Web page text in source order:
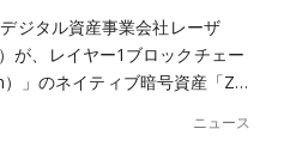
ジタル資産事業会社レーザ
が、レイヤー1ブロックチェー
」のネイティブ暗号資産「Z…
ニュース